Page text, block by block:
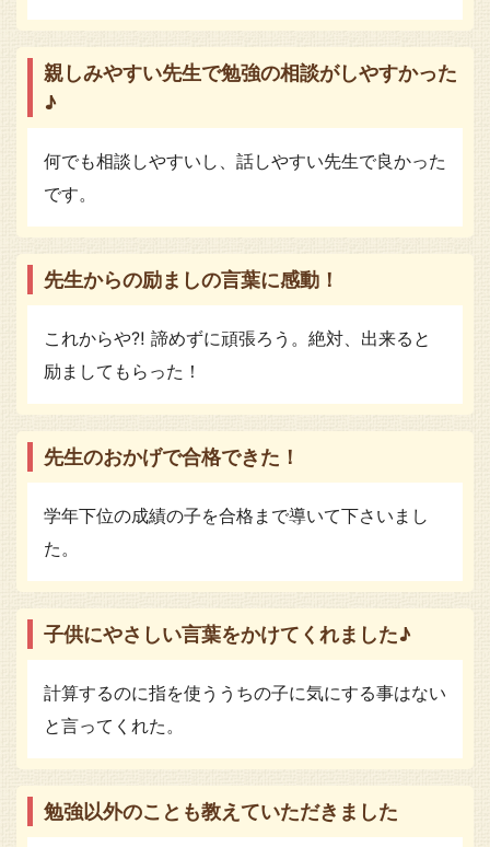
親しみやすい先生で勉強の相談がしやすかった
♪
何でも相談しやすいし、話しやすい先生で良かった
です。
先生からの励ましの言葉に感動！
これからや⁈ 諦めずに頑張ろう。絶対、出来ると
励ましてもらった！
先生のおかげで合格できた！
学年下位の成績の子を合格まで導いて下さいまし
た。
子供にやさしい言葉をかけてくれました♪
計算するのに指を使ううちの子に気にする事はない
と言ってくれた。
勉強以外のことも教えていただきました